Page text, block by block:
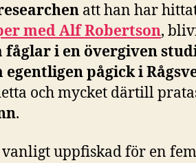
att han har
med Alf Robertson,
fåglar i en övergiven
egentligen pågick i
och mycket därtill
.
vanligt uppfiskad för en